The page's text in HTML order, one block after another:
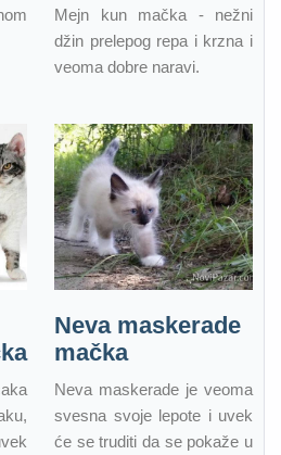
Mejn kun mačka - nežni
džin prelepog repa i krzna i
veoma dobre naravi.
Neva maskerade
mačka
Neva maskerade je veoma
svesna svoje lepote i uvek
će se truditi da se pokaže u